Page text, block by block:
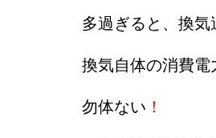
多過ぎると、換気
換気自体の消費電
勿体ない ！